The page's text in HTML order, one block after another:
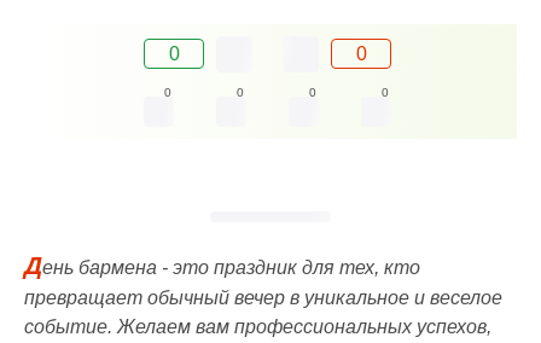
0 0
0 0 0 0
День бармена - это праздник для тех, кто
превращает обычный вечер в уникальное и веселое
событие. Желаем вам профессиональных успехов,